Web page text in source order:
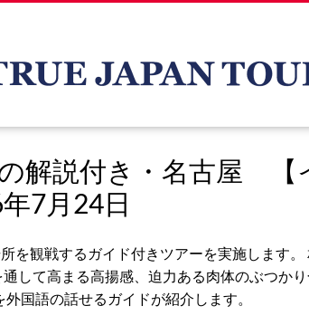
解説付き・名古屋 【
7月24日
を観戦するガイド付きツアーを実施します
して高まる高揚感、迫力ある肉体のぶつか
国語の話せるガイドが紹介します。